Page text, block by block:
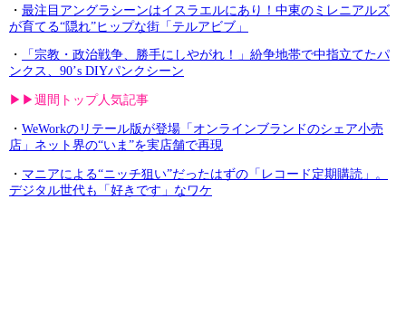
・ 最注目アングラシーンはイスラエルにあり！中東のミレニアルズ
が育てる“隠れ”ヒップな街「テルアビブ」
・
「宗教・政治戦争、勝手にしやがれ！」紛争地帯で中指立てたパ
ンクス、90’s DIYパンクシーン
▶︎▶︎週間トップ人気記事
・ WeWorkのリテール版が登場「オンラインブランドのシェア小売
店」ネット界の“いま”を実店舗で再現
・ マニアによる“ニッチ狙い”だったはずの「レコード定期購読」。
デジタル世代も「好きです」なワケ